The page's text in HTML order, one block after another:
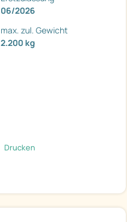
06/2026
max. zul. Gewicht
2.200 kg
Drucken